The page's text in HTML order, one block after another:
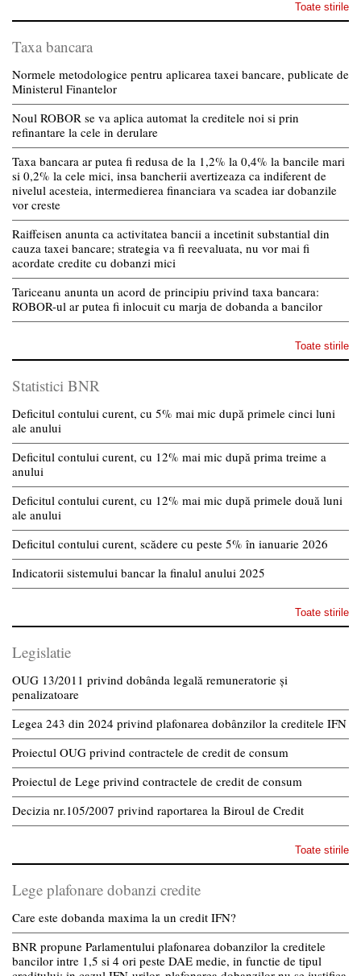
Toate stirile
Taxa bancara
Normele metodologice pentru aplicarea taxei bancare, publicate de
Ministerul Finantelor
Noul ROBOR se va aplica automat la creditele noi si prin
refinantare la cele in derulare
Taxa bancara ar putea fi redusa de la 1,2% la 0,4% la bancile mari
si 0,2% la cele mici, insa bancherii avertizeaza ca indiferent de
nivelul acesteia, intermedierea financiara va scadea iar dobanzile
vor creste
Raiffeisen anunta ca activitatea bancii a incetinit substantial din
cauza taxei bancare; strategia va fi reevaluata, nu vor mai fi
acordate credite cu dobanzi mici
Tariceanu anunta un acord de principiu privind taxa bancara:
ROBOR-ul ar putea fi inlocuit cu marja de dobanda a bancilor
Toate stirile
Statistici BNR
Deficitul contului curent, cu 5% mai mic după primele cinci luni
ale anului
Deficitul contului curent, cu 12% mai mic după prima treime a
anului
Deficitul contului curent, cu 12% mai mic după primele două luni
ale anului
Deficitul contului curent, scădere cu peste 5% în ianuarie 2026
Indicatorii sistemului bancar la finalul anului 2025
Toate stirile
Legislatie
OUG 13/2011 privind dobânda legală remuneratorie și
penalizatoare
Legea 243 din 2024 privind plafonarea dobânzilor la creditele IFN
Proiectul OUG privind contractele de credit de consum
Proiectul de Lege privind contractele de credit de consum
Decizia nr.105/2007 privind raportarea la Biroul de Credit
Toate stirile
Lege plafonare dobanzi credite
Care este dobanda maxima la un credit IFN?
BNR propune Parlamentului plafonarea dobanzilor la creditele
bancilor intre 1,5 si 4 ori peste DAE medie, in functie de tipul